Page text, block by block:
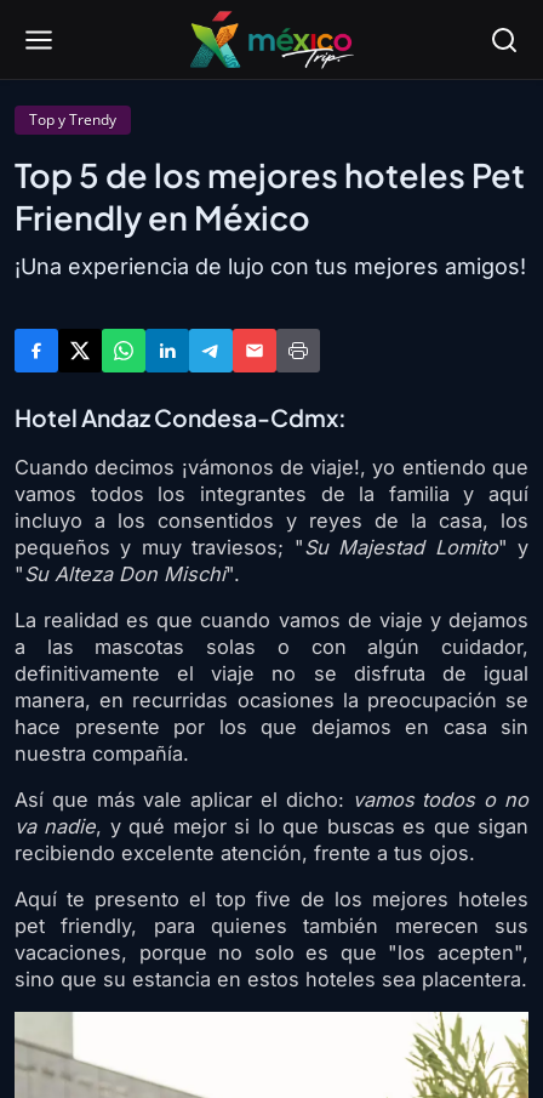
Top y Trendy
Top 5 de los mejores hoteles Pet
Friendly en México
¡Una experiencia de lujo con tus mejores amigos!
Hotel Andaz Condesa-Cdmx:
Cuando decimos ¡vámonos de viaje!, yo entiendo que
vamos todos los integrantes de la familia y aquí
incluyo a los consentidos y reyes de la casa, los
pequeños y muy traviesos; "Su Majestad Lomito" y
"Su Alteza Don Mischi".
La realidad es que cuando vamos de viaje y dejamos
a las mascotas solas o con algún cuidador,
definitivamente el viaje no se disfruta de igual
manera, en recurridas ocasiones la preocupación se
hace presente por los que dejamos en casa sin
nuestra compañía.
Así que más vale aplicar el dicho: vamos todos o no
va nadie, y qué mejor si lo que buscas es que sigan
recibiendo excelente atención, frente a tus ojos.
Aquí te presento el top five de los mejores hoteles
pet friendly, para quienes también merecen sus
vacaciones, porque no solo es que "los acepten",
sino que su estancia en estos hoteles sea placentera.